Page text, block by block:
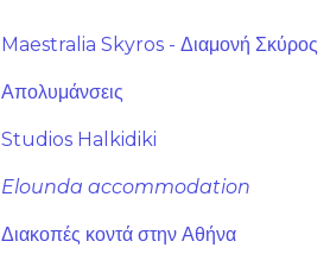
Maestralia Skyros - Διαμονή Σκύρος
Απολυμάνσεις
Studios Halkidiki
Elounda accommodation
Διακοπές κοντά στην Αθήνα